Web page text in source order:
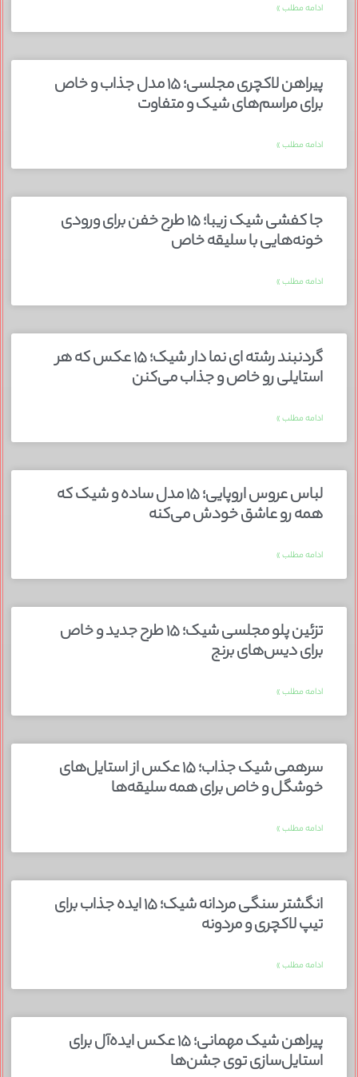
ادامه مطلب »
پیراهن لاکچری مجلسی؛ ۱۵ مدل جذاب و خاص
برای مراسم‌های شیک و متفاوت
ادامه مطلب »
جا کفشی شیک زیبا؛ ۱۵ طرح خفن برای ورودی
خونه‌هایی با سلیقه خاص
ادامه مطلب »
گردنبند رشته ای نما دار شیک؛ ۱۵ عکس که هر
استایلی رو خاص و جذاب می‌کنن
ادامه مطلب »
لباس عروس اروپایی؛ ۱۵ مدل ساده و شیک که
همه رو عاشق خودش می‌کنه
ادامه مطلب »
تزئین پلو مجلسی شیک؛ ۱۵ طرح جدید و خاص
برای دیس‌های برنج
ادامه مطلب »
سرهمی شیک جذاب؛ ۱۵ عکس از استایل‌های
خوشگل و خاص برای همه سلیقه‌ها
ادامه مطلب »
انگشتر سنگی مردانه شیک؛ ۱۵ ایده جذاب برای
تیپ لاکچری و مردونه
ادامه مطلب »
پیراهن شیک مهمانی؛ ۱۵ عکس ایده‌آل برای
استایل‌سازی توی جشن‌ها